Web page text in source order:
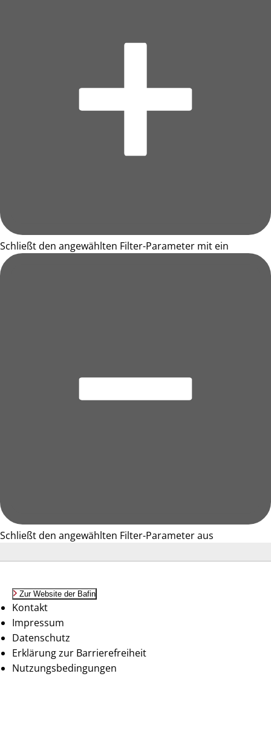
Schließt den angewählten Filter-Parameter mit ein
Schließt den angewählten Filter-Parameter aus
Zur Website der Bafin
Kontakt
Impressum
Datenschutz
Erklärung zur Barrierefreiheit
Nutzungsbedingungen